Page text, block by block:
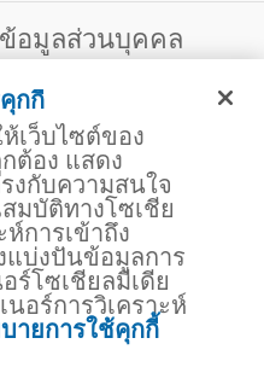
SOLUTIONS
ต
ร์
พยาบาล
อมูลส่วนบุคคล
งดินแดง เขตดินแดง
พท์ 02-2470247
รรดาข้อความ ภาพ เสียง เนื้อหา
ๆ ทั้งหมดของเว็บไซต์ รวมถึง
าร ลิขสิทธิ์ สิทธิบัตร ความรู้ต่างๆ
นงานอันได้รับความคุ้มครองตาม
ดยชอบด้วยกฎหมายของบริษัทฯ
ปลอมแปลง ทำซ้ำ ดัดแปลง เผย
า หรือกระทำการใดๆ ในลักษณะ
าหรือประโยชน์โดยมิชอบ ไม่ว่า
ญาดังกล่าวข้างต้น โดยไม่ได้รับ
การตามกฎหมายกับผู้ทำละเมิด
กกี้
เว็บไซต์ของ
ต้อง แสดง
งกับความสนใจ
มบัติทางโซเชีย
ห์การเข้าถึง
แบ่งปันข้อมูลการ
ร์โซเชียลมีเดีย
อร์การวิเคราะห์
ายการใช้คุกกี้